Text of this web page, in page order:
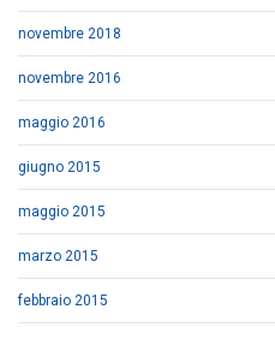
novembre 2018
novembre 2016
maggio 2016
giugno 2015
maggio 2015
marzo 2015
febbraio 2015